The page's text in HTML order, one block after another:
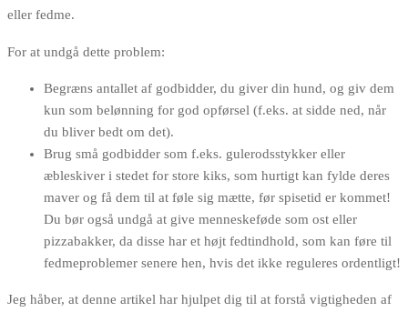
eller fedme.
For at undgå dette problem:
Begræns antallet af godbidder, du giver din hund, og giv dem
kun som belønning for god opførsel (f.eks. at sidde ned, når
du bliver bedt om det).
Brug små godbidder som f.eks. gulerodsstykker eller
æbleskiver i stedet for store kiks, som hurtigt kan fylde deres
maver og få dem til at føle sig mætte, før spisetid er kommet!
Du bør også undgå at give menneskeføde som ost eller
pizzabakker, da disse har et højt fedtindhold, som kan føre til
fedmeproblemer senere hen, hvis det ikke reguleres ordentligt!
Jeg håber, at denne artikel har hjulpet dig til at forstå vigtigheden af